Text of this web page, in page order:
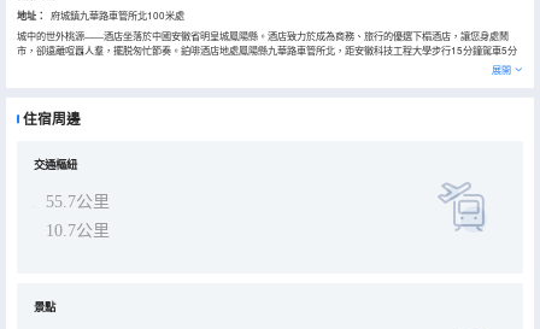
地址：
府城鎮九華路車管所北100米處
城中的世外桃源――酒店坐落於中國安徽省明皇城鳳陽縣。酒店致力於成為商務、旅行的優選下榻酒店，讓您身處鬧
市，卻遠離喧囂人羣，擺脱匆忙節奏。鉑啡酒店地處鳳陽縣九華路車管所北，距安徽科技工程大學步行15分鐘駕車5分
鐘，距鳳陽科技學校步行10分鐘即到，距蚌埠南站駕車僅25分鐘即到。距鳳陽汽車站駕車7分鐘到達。酒店配備私家院
落庭院，超大獨立停車場。環境舒適，更有家人般貼心服務，給您乾淨，温馨的住宿環境，與自然為鄰，邂逅美好生
展開
住宿周邊
交通樞紐
55.7公里
10.7公里
景點